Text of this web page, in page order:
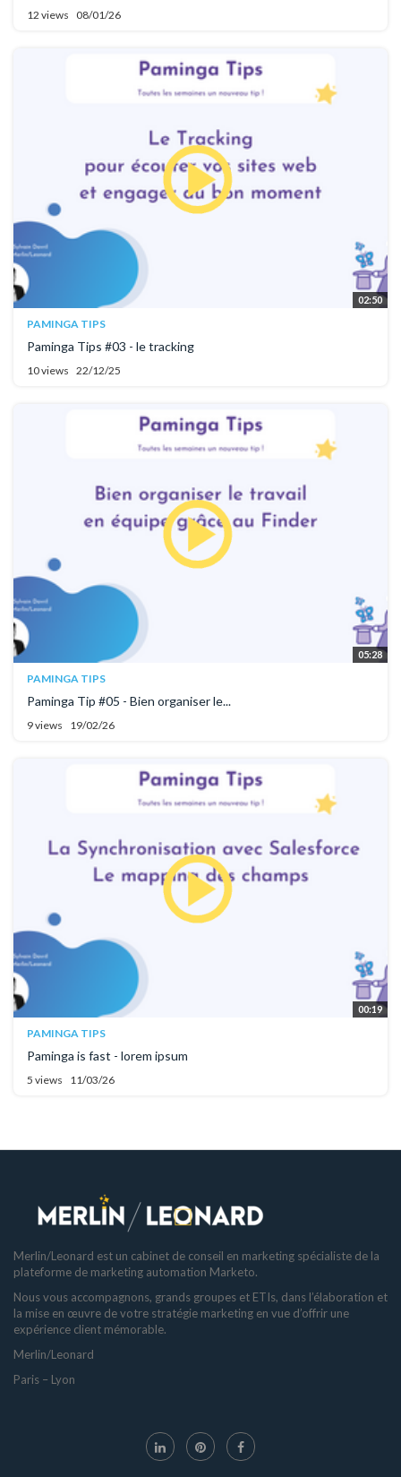
12 views 08/01/26
02:50
PAMINGA TIPS
Paminga Tips #03 - le tracking
10 views 22/12/25
05:28
PAMINGA TIPS
Paminga Tip #05 - Bien organiser le...
9 views 19/02/26
00:19
PAMINGA TIPS
Paminga is fast - lorem ipsum
5 views 11/03/26
Merlin/Leonard est un cabinet de conseil en marketing spécialiste de la
plateforme de marketing automation Marketo.
Nous vous accompagnons, grands groupes et ETIs, dans l’élaboration et
la mise en œuvre de votre stratégie marketing en vue d’offrir une
expérience client mémorable.
Merlin/Leonard
Paris – Lyon